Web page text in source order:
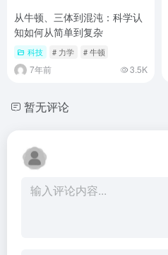
从牛顿、三体到混沌：科学认
知如何从简单到复杂
科技 # 力学 # 牛顿
7年前 3.5K
暂无评论